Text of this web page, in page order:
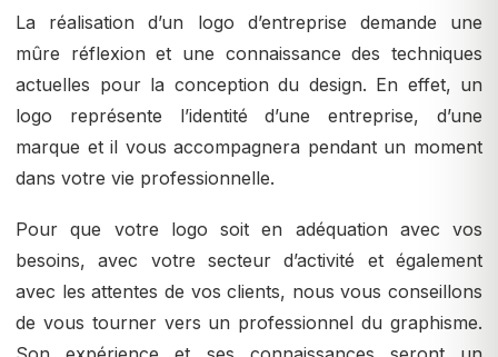
La réalisation d’un logo d’entreprise demande une
mûre réflexion et une connaissance des techniques
actuelles pour la conception du design. En effet, un
logo représente l’identité d’une entreprise, d’une
marque et il vous accompagnera pendant un moment
dans votre vie professionnelle.
Pour que votre logo soit en adéquation avec vos
besoins, avec votre secteur d’activité et également
avec les attentes de vos clients, nous vous conseillons
de vous tourner vers un professionnel du graphisme.